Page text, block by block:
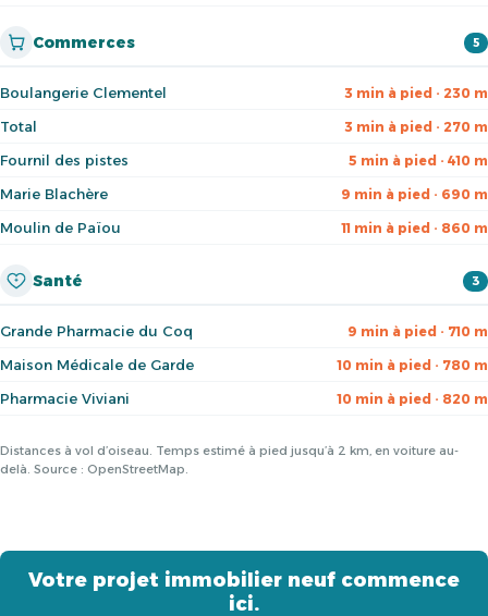
Commerces 5
Boulangerie Clementel 3 min à pied · 230 m
Total 3 min à pied · 270 m
Fournil des pistes 5 min à pied · 410 m
Marie Blachère 9 min à pied · 690 m
Moulin de Païou 11 min à pied · 860 m
Santé 3
Grande Pharmacie du Coq 9 min à pied · 710 m
Maison Médicale de Garde 10 min à pied · 780 m
Pharmacie Viviani 10 min à pied · 820 m
Distances à vol d’oiseau. Temps estimé à pied jusqu’à 2 km, en voiture au-
delà. Source : OpenStreetMap.
Votre projet immobilier neuf commence
ici.